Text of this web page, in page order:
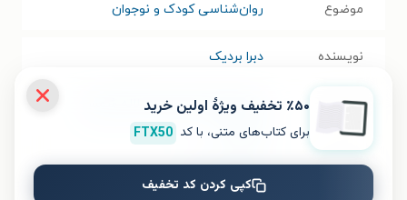
موضوع روان‌شناسی کودک و نوجوان
نویسنده دبرا بردیک
مترجم سمیه عابدینی مزرعه،
یوسفی
٪۵۰ تخفیف ویژۀ اولین خرید
برای کتاب‌های متنی، با کد FTX50
کپی کردن کد تخفیف